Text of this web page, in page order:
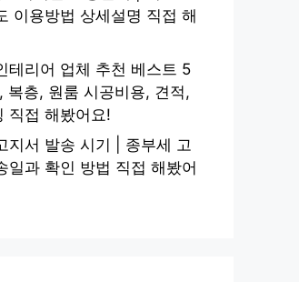
이용방법 상세설명 직접 해
테리어 업체 추천 베스트 5
, 복층, 원룸 시공비용, 견적,
직접 해봤어요!
지서 발송 시기 | 종부세 고
일과 확인 방법 직접 해봤어